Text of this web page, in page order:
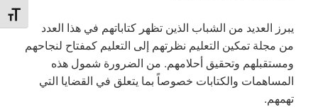
TOGGLE FONT SIZE
يبرز العديد من الشباب الذين تظهر كتاباتهم في هذا العدد
من مجلة تمكين التعليم نظرتهم إلى التعليم كمفتاح لنجاحهم
ومستقبلهم وتحقيق أحلامهم. من الضرورة شمول هذه
المساهمات والكتابات خصوصاً بما يتعلق في القضايا التي
تهمهم.